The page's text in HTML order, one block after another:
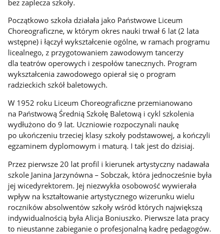
bez zaplecza szkoły.
Początkowo szkoła działała jako Państwowe Liceum
Choreograficzne, w którym okres nauki trwał 6 lat (2 lata
wstępne) i łączył wykształcenie ogólne, w ramach programu
licealnego, z przygotowaniem zawodowym tancerzy
dla teatrów operowych i zespołów tanecznych. Program
wykształcenia zawodowego opierał się o program
radzieckich szkół baletowych.
W 1952 roku Liceum Choreograficzne przemianowano
na Państwową Średnią Szkołę Baletową i cykl szkolenia
wydłużono do 9 lat. Uczniowie rozpoczynali naukę
po ukończeniu trzeciej klasy szkoły podstawowej, a kończyli
egzaminem dyplomowym i maturą. I tak jest do dzisiaj.
Przez pierwsze 20 lat profil i kierunek artystyczny nadawała
szkole Janina Jarzynówna – Sobczak, która jednocześnie była
jej wicedyrektorem. Jej niezwykła osobowość wywierała
wpływ na kształtowanie artystycznego wizerunku wielu
roczników absolwentów szkoły wśród których największą
indywidualnością była Alicja Boniuszko. Pierwsze lata pracy
to nieustanne zabieganie o profesjonalną kadrę pedagogów.